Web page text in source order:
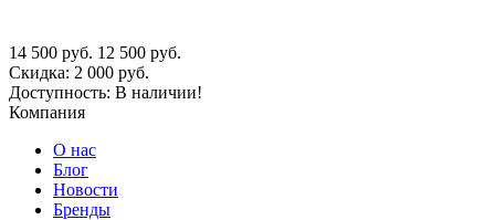
14 500 руб. 12 500 руб.
Скидка: 2 000 руб.
Доступность: В наличии!
Компания
О нас
Блог
Новости
Бренды